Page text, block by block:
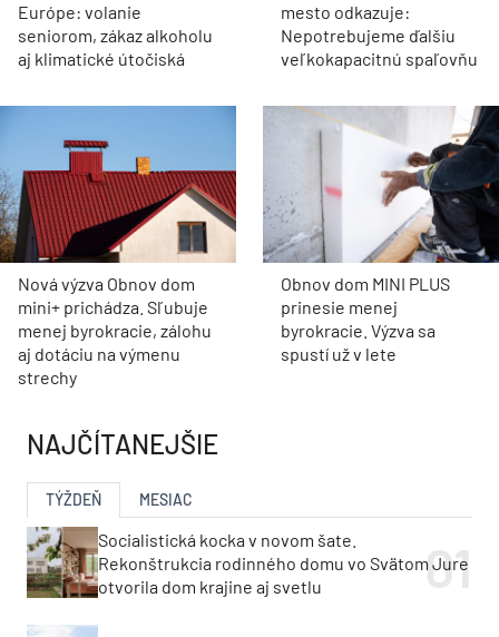
Európe: volanie
seniorom, zákaz alkoholu
aj klimatické útočiská
mesto odkazuje:
Nepotrebujeme ďalšiu
veľkokapacitnú spaľovňu
Nová výzva Obnov dom
mini+ prichádza. Sľubuje
menej byrokracie, zálohu
aj dotáciu na výmenu
strechy
Obnov dom MINI PLUS
prinesie menej
byrokracie. Výzva sa
spustí už v lete
NAJČÍTANEJŠIE
TÝŽDEŇ MESIAC
Socialistická kocka v novom šate.
Rekonštrukcia rodinného domu vo Svätom Jure
otvorila dom krajine aj svetlu